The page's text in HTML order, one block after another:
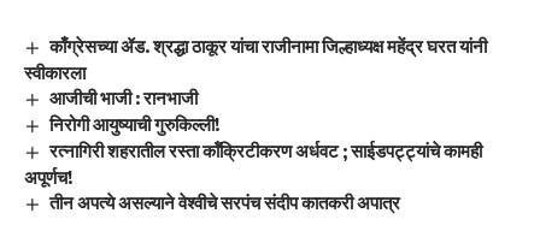
काँग्रेसच्या ॲड. श्रद्धा ठाकूर यांचा राजीनामा जिल्हाध्यक्ष महेंद्र घरत यांनी
स्वीकारला
आजीची भाजी : रानभाजी
निरोगी आयुष्याची गुरुकिल्ली!
रत्नागिरी शहरातील रस्ता कॉंक्रिटीकरण अर्धवट ; साईडपट्ट्यांचे कामही
अपूर्णच!
तीन अपत्ये असल्याने वेश्वीचे सरपंच संदीप कातकरी अपात्र